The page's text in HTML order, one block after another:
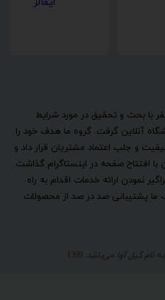
از سه نفر با بحث و تحقیق در مورد شرایط
آنلاین گرفت. گروه ما هدف خود را
و جلب اعتماد مشتریان قرار داد و
افتتاح صفحه در اینستاگرام گذاشت.
نمودن ارائه خدمات اقدام به راه
ما پشتیبانی صد در صد از محصولات
نام گیل آوا می‌باشد. 1399